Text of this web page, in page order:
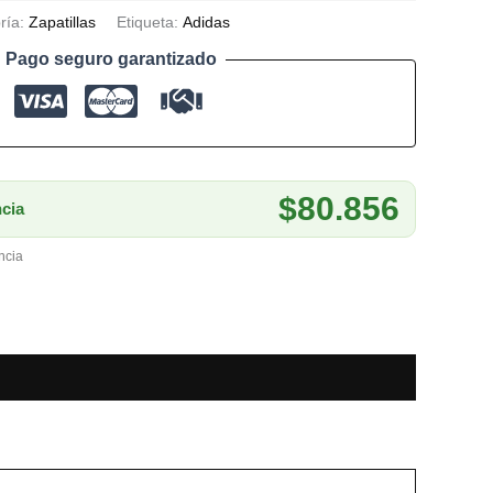
Zapatillas Etiqueta:Adidas
Pago seguro garantizado
$80.856